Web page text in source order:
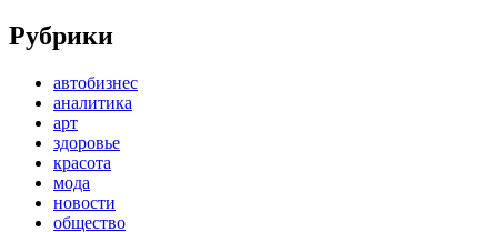
Рубрики
автобизнес
аналитика
арт
здоровье
красота
мода
новости
общество